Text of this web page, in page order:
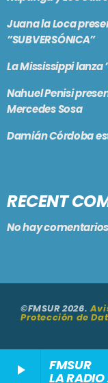
play_arrow FMSUR
Juana la Loca
”SUBVERSÓNICA”
La Mississippi lanza
Nahuel Penisi
Mercedes Sosa
Damián Córdoba
RECENT
No hay
©FMSUR 2026.
Protección de